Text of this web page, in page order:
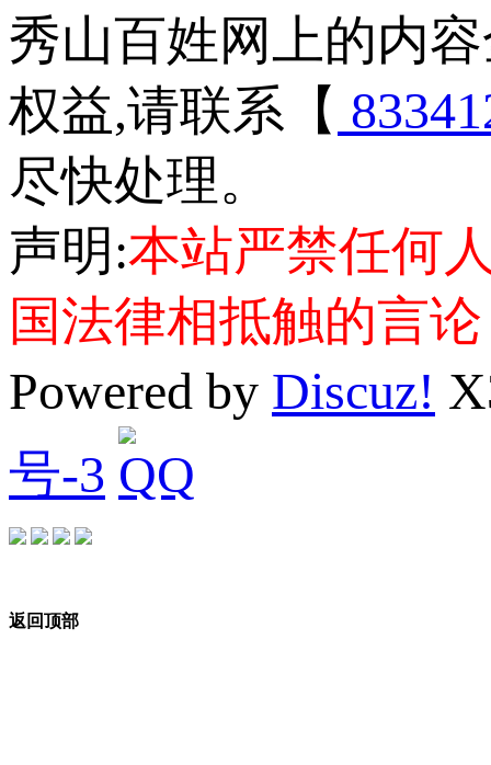
秀山百姓网上的内
权益,请联系【
尽快处理。
声明:本站严禁任何
国法律相抵触的言
Powered by Discuz!
号-3
返回顶部